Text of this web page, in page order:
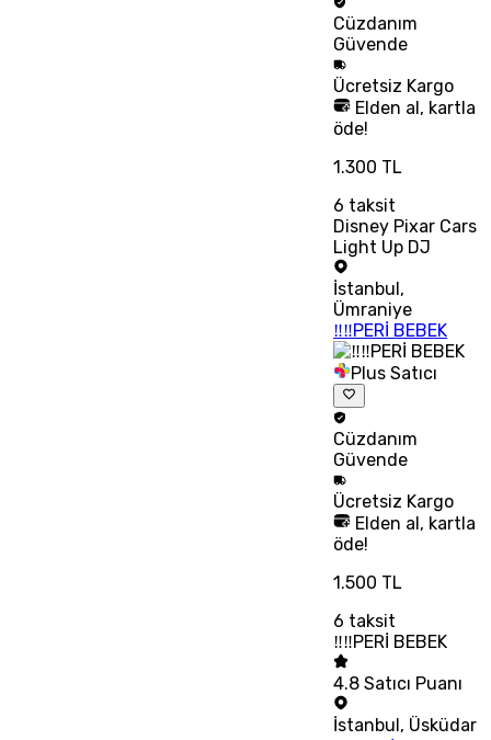
Cüzdanım
Güvende
Ücretsiz Kargo
Elden al, kartla
öde!
1.300 TL
6 taksit
Disney Pixar Cars
Light Up DJ
İstanbul,
Ümraniye
‼‼PERİ BEBEK
Plus Satıcı
Cüzdanım
Güvende
Ücretsiz Kargo
Elden al, kartla
öde!
1.500 TL
6 taksit
‼‼PERİ BEBEK
4.8 Satıcı Puanı
İstanbul , Üsküdar